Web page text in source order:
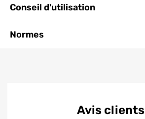
Conseil d'utilisation
Normes
Avis clients